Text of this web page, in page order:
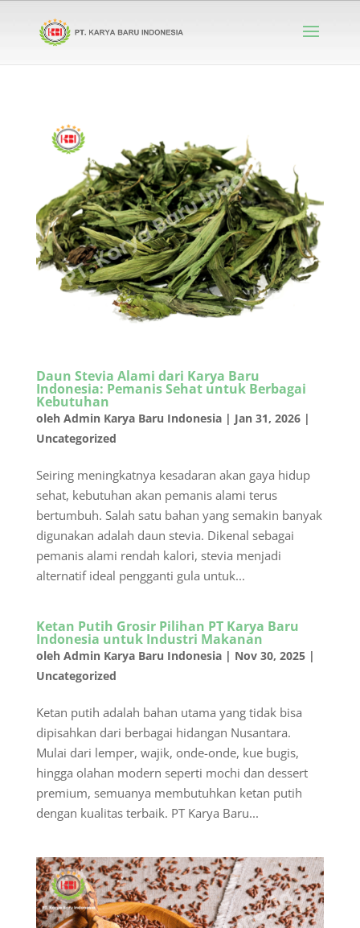
Daun Stevia Alami dari Karya Baru
Indonesia: Pemanis Sehat untuk Berbagai
Kebutuhan
oleh Admin Karya Baru Indonesia| Jan 31, 2026|
Uncategorized
Seiring meningkatnya kesadaran akan gaya hidup
sehat, kebutuhan akan pemanis alami terus
bertumbuh. Salah satu bahan yang semakin banyak
digunakan adalah daun stevia. Dikenal sebagai
pemanis alami rendah kalori, stevia menjadi
alternatif ideal pengganti gula untuk...
Ketan Putih Grosir Pilihan PT Karya Baru
Indonesia untuk Industri Makanan
oleh Admin Karya Baru Indonesia| Nov 30, 2025|
Uncategorized
Ketan putih adalah bahan utama yang tidak bisa
dipisahkan dari berbagai hidangan Nusantara.
Mulai dari lemper, wajik, onde-onde, kue bugis,
hingga olahan modern seperti mochi dan dessert
premium, semuanya membutuhkan ketan putih
dengan kualitas terbaik. PT Karya Baru...